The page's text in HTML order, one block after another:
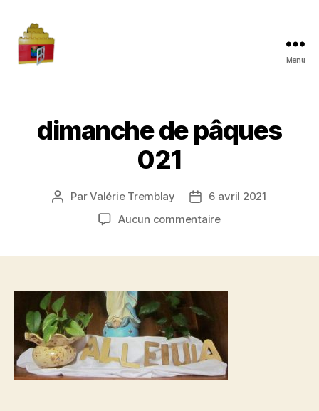
maison
Menu
dimanche de pâques
021
Auteur
ParValérie Tremblay
Date
de
6 avril 2021
Aucun commentairesur